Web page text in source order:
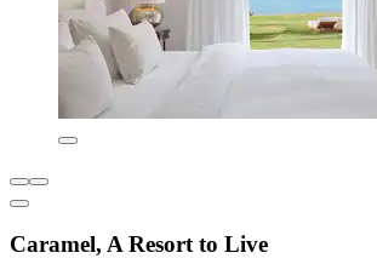
Caramel, A Resort to Live